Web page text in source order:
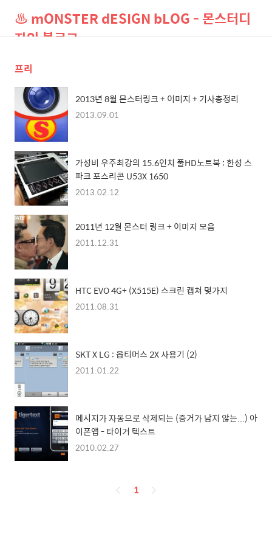
♨ mONSTER dESIGN bLOG - 몬스터디
자인 블로그
프리
2013년 8월 몬스터링크 + 이미지 + 기사총정리
2013.09.01
가성비 우주최강의 15.6인치 풀HD노트북 : 한성 스
파크 포스리콘 U53X 1650
2013.02.12
2011년 12월 몬스터 링크 + 이미지 모음
2011.12.31
HTC EVO 4G+ (X515E) 스크린 캡쳐 몇가지
2011.08.31
SKT X LG : 옵티머스 2X 사용기 (2)
2011.01.22
메시지가 자동으로 삭제되는 (증거가 남지 않는...) 아
이폰앱 - 타이거 텍스트
2010.02.27
페
1